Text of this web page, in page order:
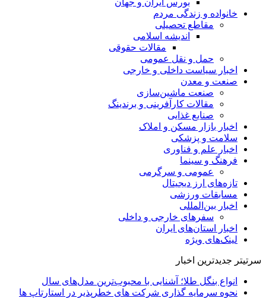
بورس ایران و جهان
خانواده و زندگی مردم
مقاطع تحصیلی
اندیشه اسلامی
مقالات حقوقی
حمل و نقل عمومی
اخبار سیاست داخلی و خارجی
صنعت و معدن
صنعت ماشین‌سازی
مقالات کارآفرینی و برندینگ
صنایع غذایی
اخبار بازار مسکن و املاک
سلامت و پزشکی
اخبار علم و فناوری
فرهنگ و سینما
عمومی و سرگرمی
تازه‌های ارز دیجیتال
مسابقات ورزشی
اخبار بین‌المللی
سفرهای خارجی و داخلی
اخبار استان‌های ایران
لینک‌های ویژه
سرتیتر جدیدترین اخبار
انواع بنگل طلا؛ آشنایی با محبوب‌ترین مدل‌های سال
نحوه سرمایه‌ گذاری شرکت‌ های خطرپذیر در استارتاپ ها